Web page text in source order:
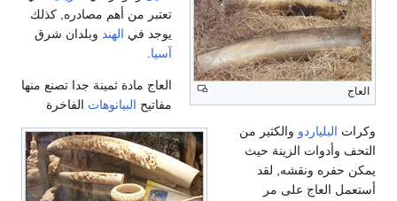
العاج
تعتبر من أهم مصادره, كذلك
يوجد في الهند وبلدان شرق
آسيا
العاج مادة ثمينة جدا تصنع منها
مفاتيح البيانوهات الفاخرة
وكرات البلياردو والكثير من
التحف وأدوات الزينة حيث
يمكن حفره ونقشه, لقد
أستعمل العاج على مر